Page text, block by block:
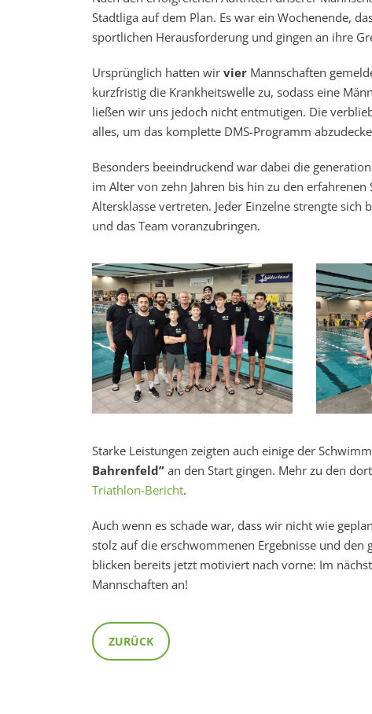
Stadtliga auf dem Plan. Es war ein Wochenende,
sportlichen Herausforderung und gingen an ihre
Ursprünglich hatten wir vier Mannschaften
kurzfristig die Krankheitswelle zu, sodass eine
ließen wir uns jedoch nicht entmutigen. Die
alles, um das komplette DMS-Programm
Besonders beeindruckend war dabei die
im Alter von zehn Jahren bis hin zu den
Altersklasse vertreten. Jeder Einzelne strengte
und das Team voranzubringen.
Starke Leistungen zeigten auch einige der
Bahrenfeld” an den Start gingen. Mehr zu den
Triathlon-Bericht.
Auch wenn es schade war, dass wir nicht wie
stolz auf die erschwommenen Ergebnisse und
blicken bereits jetzt motiviert nach vorne: Im
Mannschaften an!
ZURÜCK